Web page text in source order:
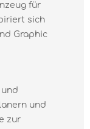
für
sich
Graphic
und
und
zur